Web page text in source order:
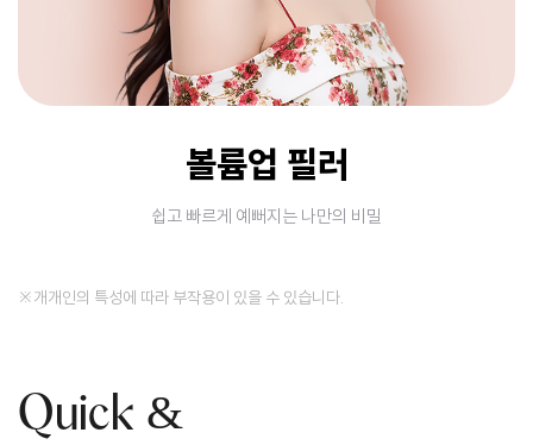
볼륨업 필러
쉽고 빠르게 예뻐지는 나만의 비밀
※개개인의 특성에 따라 부작용이 있을 수 있습니다.
Quick &